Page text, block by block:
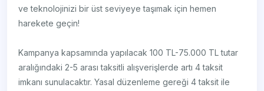
ve teknolojinizi bir üst seviyeye taşımak için hemen
harekete geçin!
Kampanya kapsamında yapılacak 100 TL-75.000 TL tutar
aralığındaki 2-5 arası taksitli alışverişlerde artı 4 taksit
imkanı sunulacaktır. Yasal düzenleme gereği 4 taksit ile